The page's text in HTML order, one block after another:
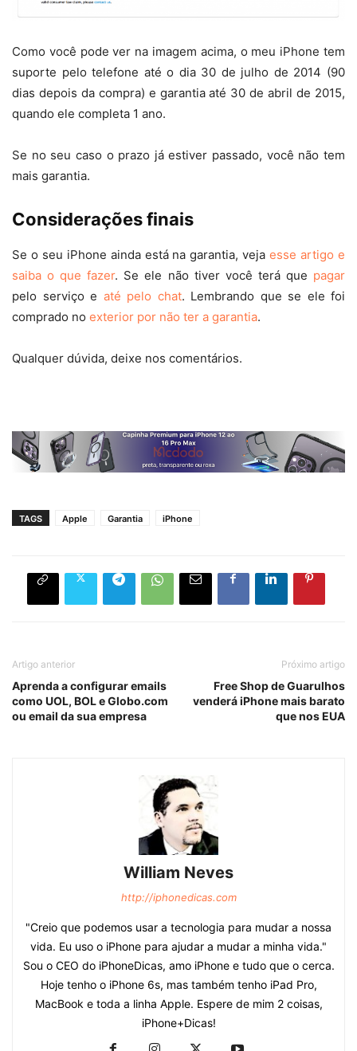
Como você pode ver na imagem acima, o meu iPhone tem
suporte pelo telefone até o dia 30 de julho de 2014 (90
dias depois da compra) e garantia até 30 de abril de 2015,
quando ele completa 1 ano.
Se no seu caso o prazo já estiver passado, você não tem
mais garantia.
Considerações finais
Se o seu iPhone ainda está na garantia, vejaesse artigo e
saiba o que fazer. Se ele não tiver você terá que pagar
pelo serviço e até pelo chat. Lembrando que se ele foi
comprado no exterior por não ter a garantia.
Qualquer dúvida, deixe nos comentários.
TAGS Apple Garantia iPhone
Artigo anterior
Aprenda a configurar emails
como UOL, BOL e Globo.com
ou email da sua empresa
Próximo artigo
Free Shop de Guarulhos
venderá iPhone mais barato
que nos EUA
William Neves
http://iphonedicas.com
"Creio que podemos usar a tecnologia para mudar a nossa
vida. Eu uso o iPhone para ajudar a mudar a minha vida."
Sou o CEO do iPhoneDicas, amo iPhone e tudo que o cerca.
Hoje tenho o iPhone 6s, mas também tenho iPad Pro,
MacBook e toda a linha Apple. Espere de mim 2 coisas,
iPhone+Dicas!